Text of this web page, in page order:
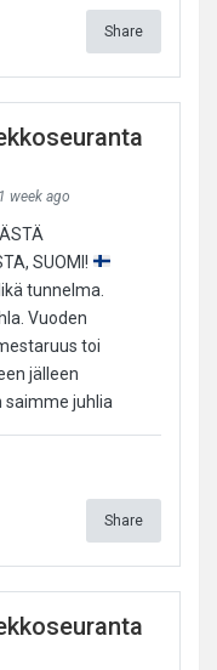
Share
week ago
SUOMI!
tunnelma.
Vuoden
toi
jälleen
saimme juhlia
Share